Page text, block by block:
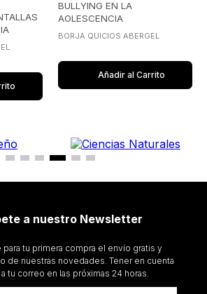
BULLYING EN LA
AOLESCENCIA
BORJA QUICIOS ABERGEL
Añadir al Carrito
a nuestro Newsletter
tu primera compra el envío gratis y
de nuestras novedades. Tener en cuenta
tu correo en las próximas 24 horas.